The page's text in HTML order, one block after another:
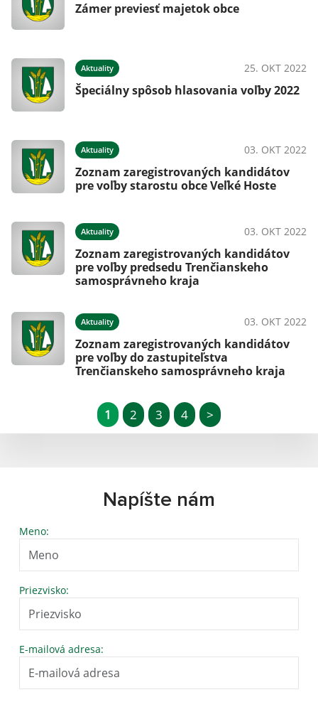
Zámer previesť majetok obce
Aktuality 25. OKT 2022
Špeciálny spôsob hlasovania voľby 2022
Aktuality 03. OKT 2022
Zoznam zaregistrovaných kandidátov
pre voľby starostu obce Veľké Hoste
Aktuality 03. OKT 2022
Zoznam zaregistrovaných kandidátov
pre voľby predsedu Trenčianskeho
samosprávneho kraja
Aktuality 03. OKT 2022
Zoznam zaregistrovaných kandidátov
pre voľby do zastupiteľstva
Trenčianskeho samosprávneho kraja
1 2 3 4 >
Napíšte nám
Meno:
Priezvisko:
E-mailová adresa: